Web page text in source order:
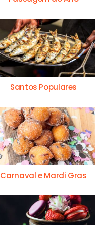
Santos Populares
Carnaval e Mardi Gras